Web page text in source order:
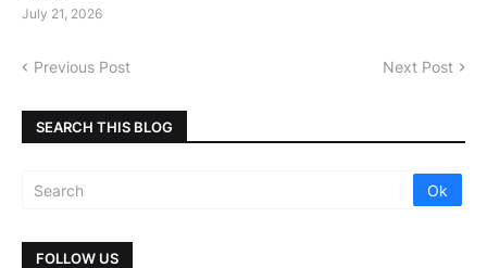
July 21, 2026
Previous Post Next Post
SEARCH THIS BLOG
FOLLOW US